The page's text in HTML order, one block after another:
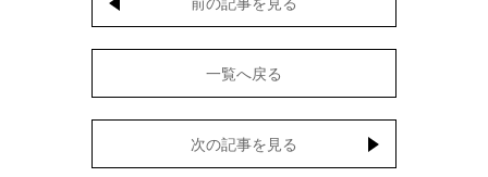
一覧へ戻る
次の記事を見る